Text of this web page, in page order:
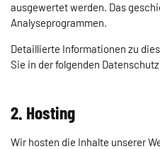
ausgewertet werden. Das
Analyseprogrammen.
Detaillierte Informationen zu
Sie in der folgenden
2. Hosting
Wir hosten die Inhalte unserer